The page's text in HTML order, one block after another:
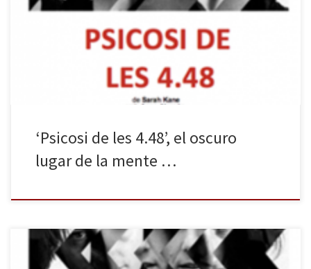
interpretado por Anna Alarcón, que se llevó el premio BBVA de
Teatro en 2016. La Beckett lo incluye en su ciclo “Les condicions
‘Psicosi de les 4.48’, el oscuro
lugar de la mente …